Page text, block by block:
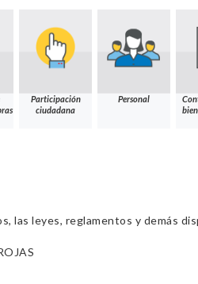
Participación
ciudadana
Personal
las leyes, reglamentos y demás